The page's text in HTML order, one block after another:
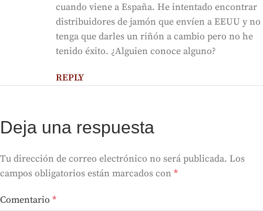
cuando viene a España. He intentado encontrar
distribuidores de jamón que envíen a EEUU y no
tenga que darles un riñón a cambio pero no he
tenido éxito. ¿Alguien conoce alguno?
REPLY
Deja una respuesta
Tu dirección de correo electrónico no será publicada. Los
campos obligatorios están marcados con *
Comentario *